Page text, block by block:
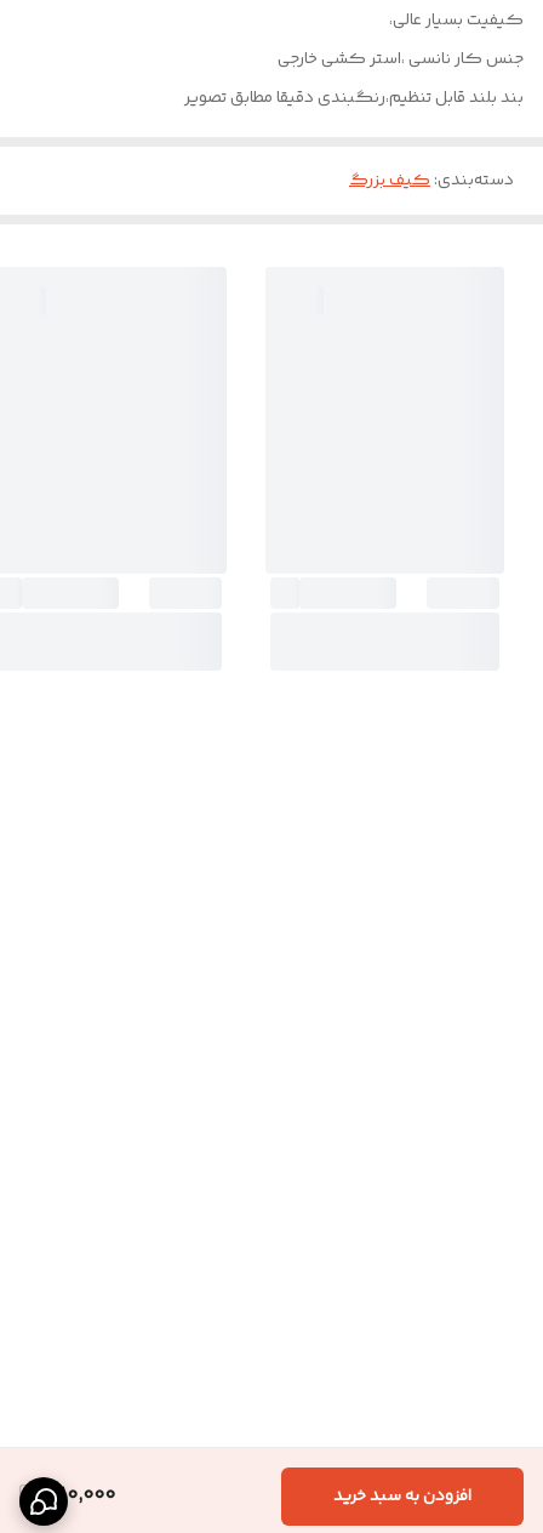
1,110,000 افزودن به سبد خرید
کیفیت بسیار عالی،
جنس کار نانسی ،استر کشی خارجی
بند بلند قابل تنظیم،رنگبندی دقیقا مطابق تصویر
دسته‌بندی:کیف بزرگ